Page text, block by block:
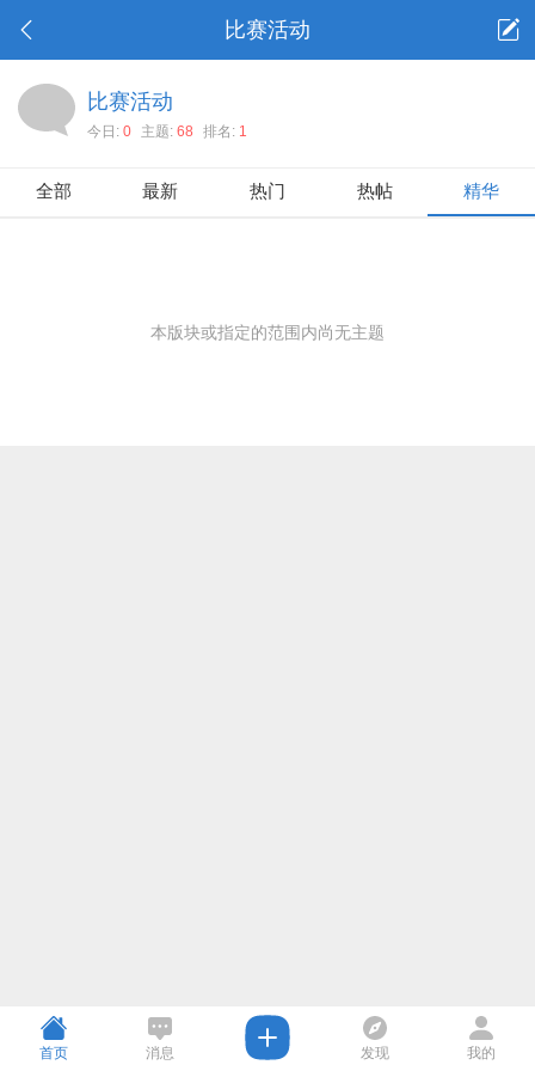
比赛活动
比赛活动
今日: 0 主题: 68 排名: 1
全部 最新 热门 热帖 精华
本版块或指定的范围内尚无主题
首页 消息 发现 我的